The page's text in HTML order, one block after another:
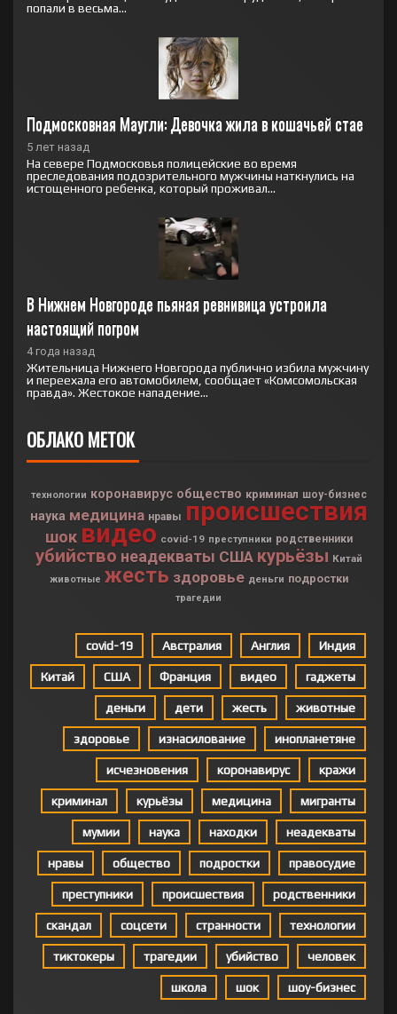
попали в весьма...
Подмосковная Маугли: Девочка жила в кошачьей стае
5 лет назад
На севере Подмосковья полицейские во время
преследования подозрительного мужчины наткнулись на
истощенного ребенка, который проживал...
В Нижнем Новгороде пьяная ревнивица устроила
настоящий погром
4 года назад
Жительница Нижнего Новгорода публично избила мужчину
и переехала его автомобилем, сообщает «Комсомольская
правда». Жестокое нападение...
ОБЛАКО МЕТОК
технологии коронавирус общество криминал шоу-бизнес
наука медицина нравы происшествия
шок видео covid-19 преступники родственники
убийство неадекваты США курьёзы Китай
животные жесть здоровье деньги подростки
трагедии
covid-19 Австралия Англия Индия
Китай США Франция видео гаджеты
деньги дети жесть животные
здоровье изнасилование инопланетяне
исчезновения коронавирус кражи
криминал курьёзы медицина мигранты
мумии наука находки неадекваты
нравы общество подростки правосудие
преступники происшествия родственники
скандал соцсети странности технологии
тиктокеры трагедии убийство человек
школа шок шоу-бизнес